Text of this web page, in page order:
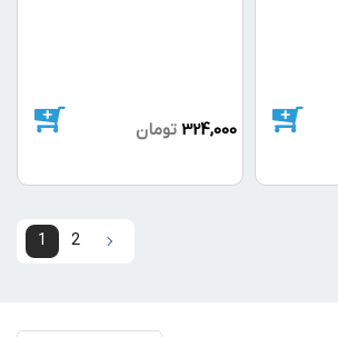
324,000 تومان
1
2